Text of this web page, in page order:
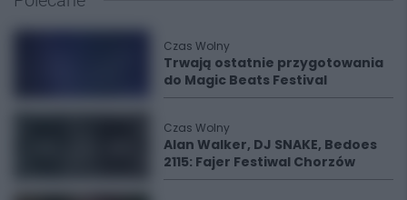
Czas Wolny
Trwają ostatnie przygotowania
do Magic Beats Festival
Czas Wolny
Alan Walker, DJ SNAKE, Bedoes
2115: Fajer Festiwal Chorzów